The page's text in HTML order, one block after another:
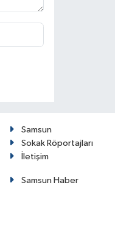
Samsun
Sokak Röportajları
İletişim
Samsun Haber